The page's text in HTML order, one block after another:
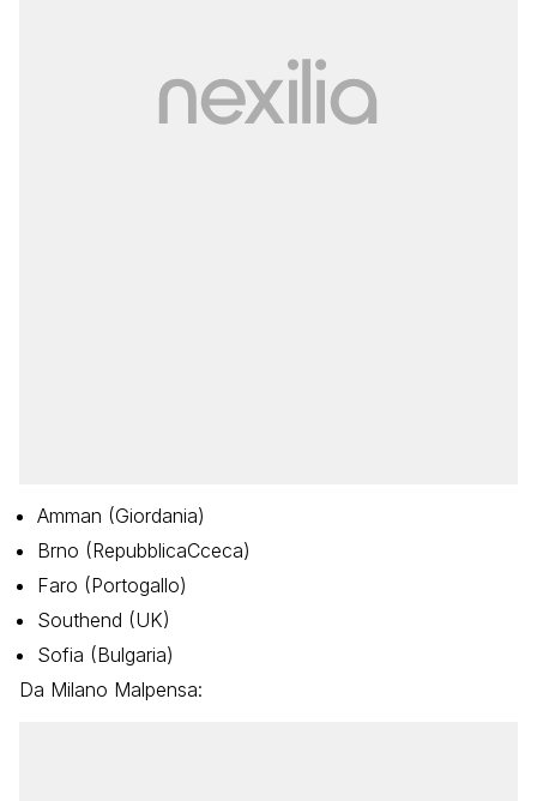
Amman (Giordania)
Brno (RepubblicaCceca)
Faro (Portogallo)
Southend (UK)
Sofia (Bulgaria)
Da Milano Malpensa: